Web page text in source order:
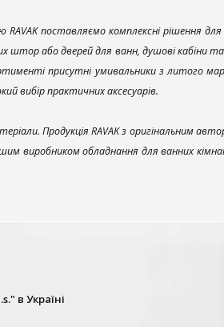
поставляємо комплексні рішення для
штор або дверей для ванн, душові кабіни
присутні умивальники з литого
вибір практичних аксесуарів.
Продукція RAVAK з оригінальним
виробником обладнання для ванних
в Україні